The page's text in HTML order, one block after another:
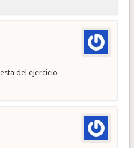
del ejercicio